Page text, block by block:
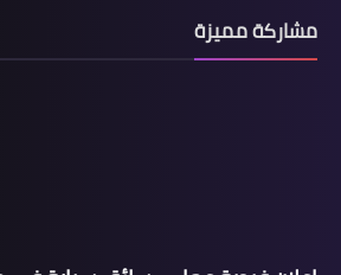
مشاركة مميزة